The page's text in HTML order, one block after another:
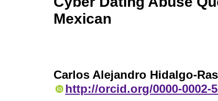
Mexican
Carlos Alejandro Hidalgo-
http://orcid.org/0000-0002-